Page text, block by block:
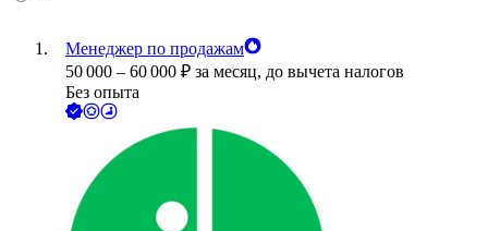
Менеджер по продажам
50 000 – 60 000 ₽ за месяц, до вычета налогов
Без опыта